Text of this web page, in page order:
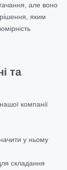
але воно
яким
та
компанії
у ньому
складання